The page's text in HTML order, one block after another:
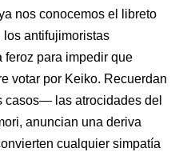
nos conocemos el libreto
los antifujimoristas
para impedir que
votar por Keiko. Recuerdan
las atrocidades del
anuncian una deriva
cualquier simpatía